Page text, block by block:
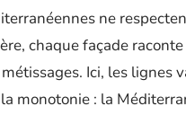
ne
chaque façade
Ici, les lignes
monotonie : la